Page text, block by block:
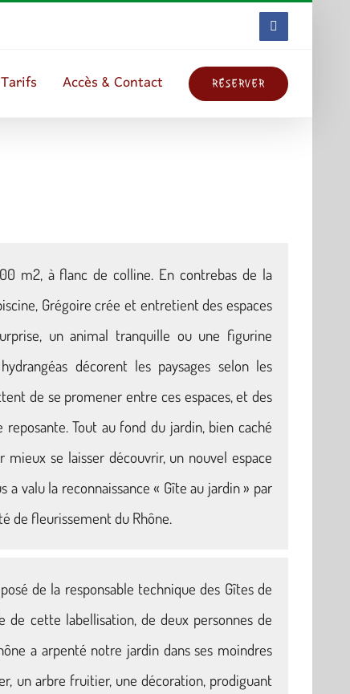
Facebook
Tarifs Accès & Contact RÉSERVER
m2, à flanc de colline. En contrebas de la
Grégoire crée et entretient des espaces
un animal tranquille ou une figurine
décorent les paysages selon les
de se promener entre ces espaces, et des
Tout au fond du jardin, bien caché
mieux se laisser découvrir, un nouvel espace
a valu la reconnaissance « Gîte au jardin » par
de fleurissement du Rhône.
de la responsable technique des Gîtes de
de cette labellisation, de deux personnes de
a arpenté notre jardin dans ses moindres
un arbre fruitier, une décoration, prodiguant